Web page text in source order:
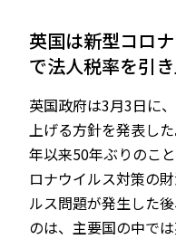
英国は新型コロ
で法人税率を引
英国政府は3月3日に
上げる方針を発表し
年以来50年ぶりのこ
ロナウイルス対策の
ルス問題が発生した
のは、主要国の中で